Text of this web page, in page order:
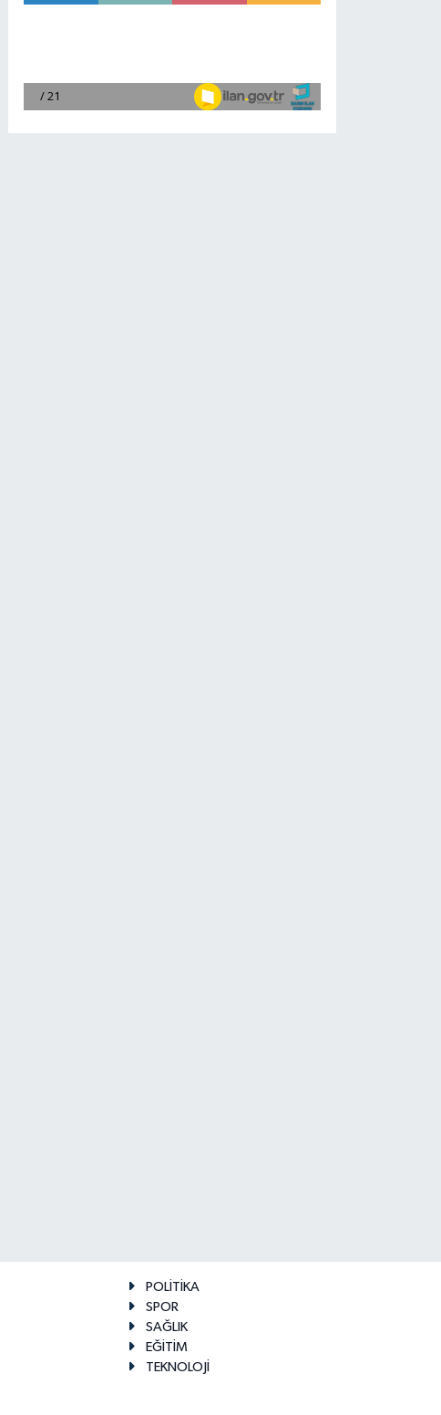
POLİTİKA
SPOR
SAĞLIK
EĞİTİM
TEKNOLOJİ